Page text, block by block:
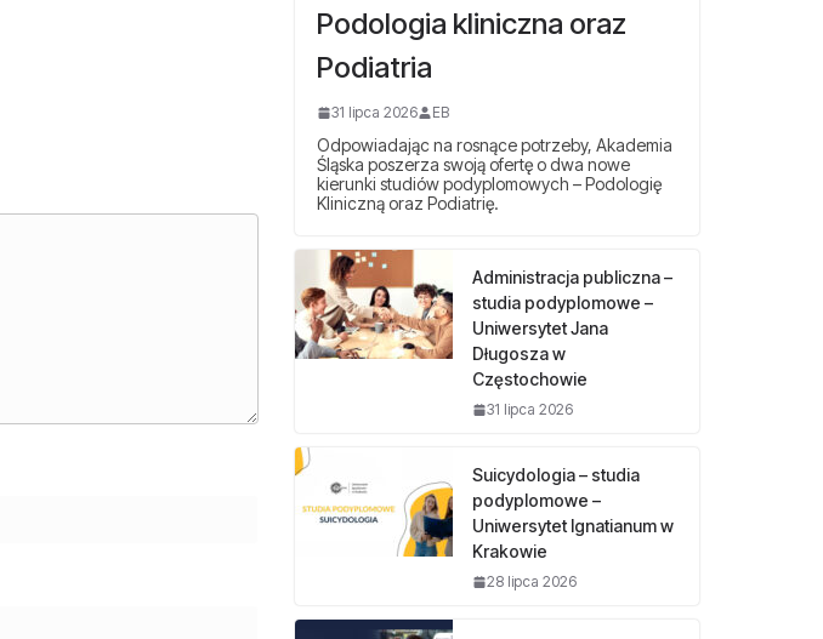
Podologia kliniczna oraz
Podiatria
31 lipca 2026 EB
Odpowiadając na rosnące potrzeby, Akademia
Śląska poszerza swoją ofertę o dwa nowe
kierunki studiów podyplomowych – Podologię
Kliniczną oraz Podiatrię.
Administracja publiczna –
studia podyplomowe –
Uniwersytet Jana
Długosza w
Częstochowie
31 lipca 2026
Suicydologia – studia
podyplomowe –
Uniwersytet Ignatianum w
Krakowie
28 lipca 2026